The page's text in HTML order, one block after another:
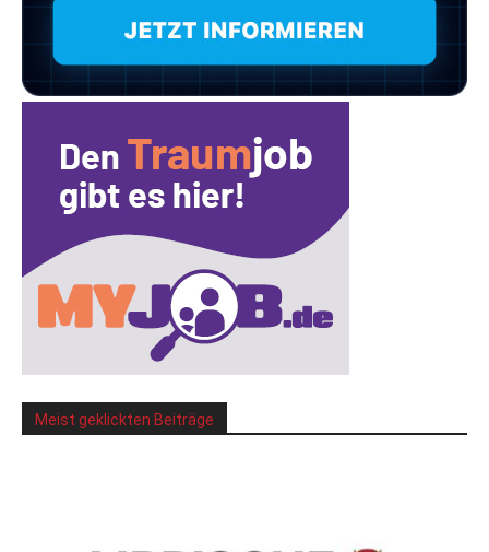
Meist geklickten Beiträge